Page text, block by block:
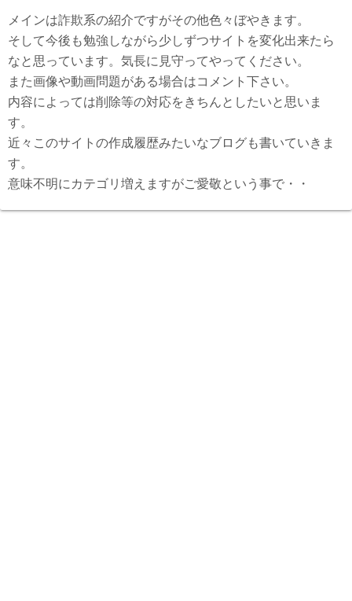
メインは詐欺系の紹介ですがその他色々ぼやきます。
そして今後も勉強しながら少しずつサイトを変化出来たら
なと思っています。気長に見守ってやってください。
また画像や動画問題がある場合はコメント下さい。
内容によっては削除等の対応をきちんとしたいと思いま
す。
近々このサイトの作成履歴みたいなブログも書いていきま
す。
意味不明にカテゴリ増えますがご愛敬という事で・・